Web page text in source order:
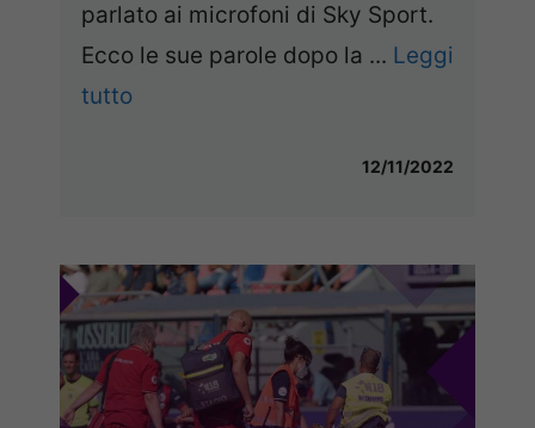
parlato ai microfoni di Sky Sport.
Ecco le sue parole dopo la ... Leggi
tutto
12/11/2022